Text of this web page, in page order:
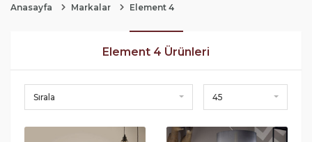
Anasayfa Markalar Element 4
Element 4 Ürünleri
Sırala 45